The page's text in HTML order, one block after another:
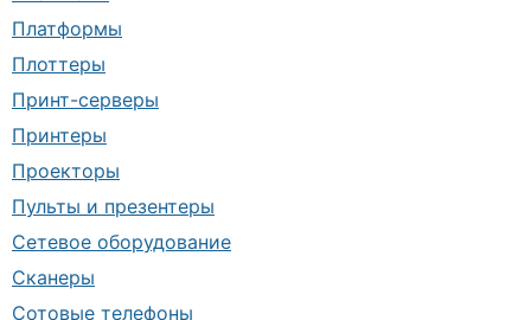
Платформы
Плоттеры
Принт-серверы
Принтеры
Проекторы
Пульты и презентеры
Сетевое оборудование
Сканеры
Сотовые телефоны